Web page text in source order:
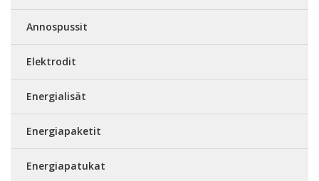
Annospussit
Elektrodit
Energialisät
Energiapaketit
Energiapatukat